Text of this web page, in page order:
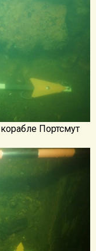
Портсмут